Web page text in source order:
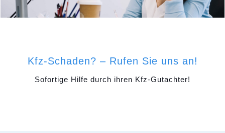
Kfz-Schaden? – Rufen Sie uns an!
Sofortige Hilfe durch ihren Kfz-Gutachter!